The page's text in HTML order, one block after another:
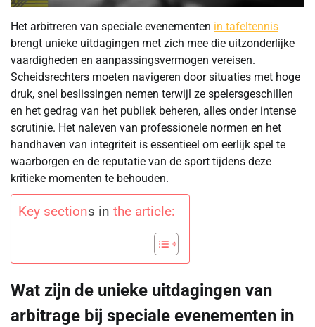
Het arbitreren van speciale evenementen in tafeltennis
brengt unieke uitdagingen met zich mee die uitzonderlijke
vaardigheden en aanpassingsvermogen vereisen.
Scheidsrechters moeten navigeren door situaties met hoge
druk, snel beslissingen nemen terwijl ze spelersgeschillen
en het gedrag van het publiek beheren, alles onder intense
scrutinie. Het naleven van professionele normen en het
handhaven van integriteit is essentieel om eerlijk spel te
waarborgen en de reputatie van de sport tijdens deze
kritieke momenten te behouden.
Key sections in the article:
Wat zijn de unieke uitdagingen van
arbitrage bij speciale evenementen in